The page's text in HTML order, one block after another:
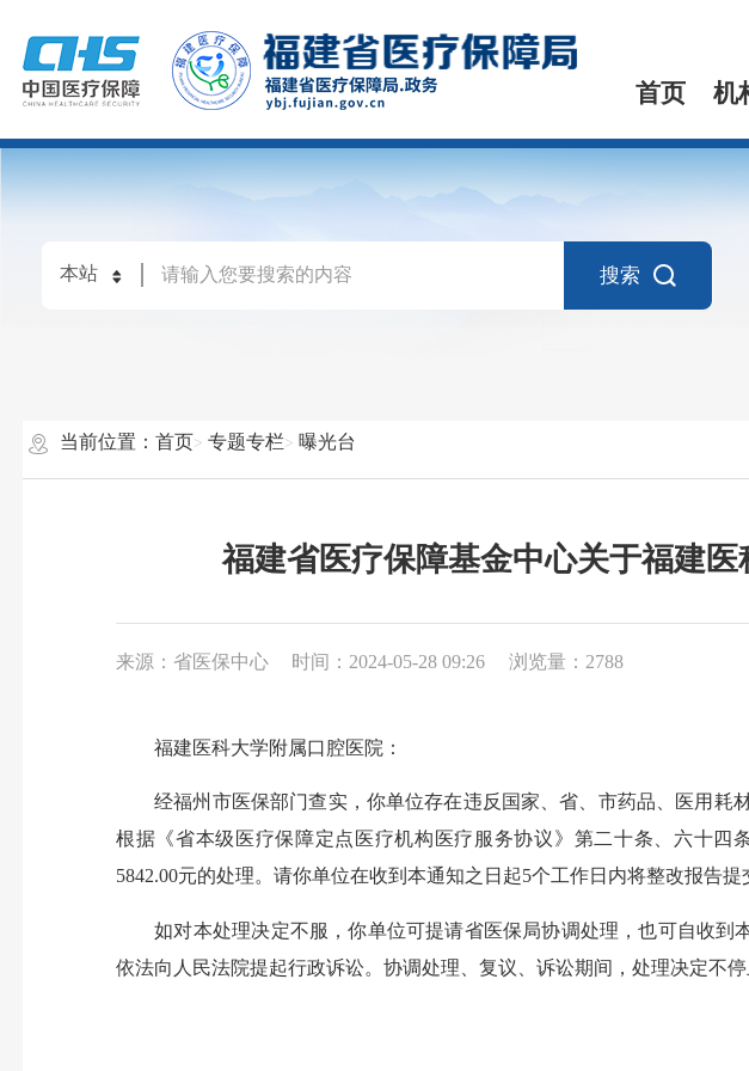
首页 机
搜索
当前位置： 首页 专题专栏 曝光台
福建省医疗保障基金中心关于福建
来源：省医保中心 时间：2024-05-28 09:26 浏览量：2788
福建医科大学附属口腔医院：
经福州市医保部门查实，你单位存在违反国家、省、市药品、医用耗材
根据《省本级医疗保障定点医疗机构医疗服务协议》第二十条、六十
5842.00元的处理。请你单位在收到本通知之日起5个工作日内将整改报告提
如对本处理决定不服，你单位可提请省医保局协调处理，也可自收到
依法向人民法院提起行政诉讼。协调处理、复议、诉讼期间，处理决定不停